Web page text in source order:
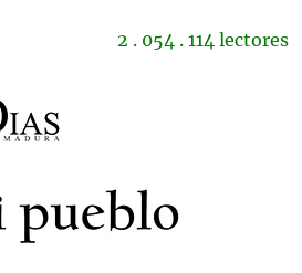
2 . 054 . 114 lectores